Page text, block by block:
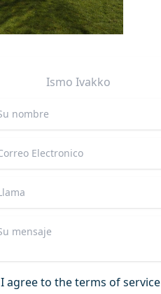
Ismo Ivakko
I agree to the terms of service